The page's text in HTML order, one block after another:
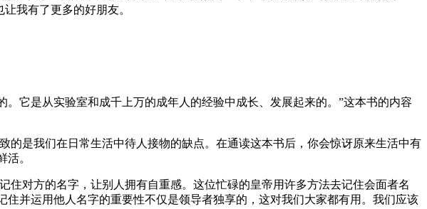
我有了更多的好朋友。
它是从实验室和成千上万的成年人的经验中成长、发展起来的。”这本书的内容
是我们在日常生活中待人接物的缺点。在通读这本书后，你会惊讶原来生活中有
。
对方的名字，让别人拥有自重感。这位忙碌的皇帝用许多方法去记住会面者名
并运用他人名字的重要性不仅是领导者独享的，这对我们大家都有用。我们应该